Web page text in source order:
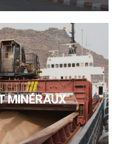
MINÉRAUX